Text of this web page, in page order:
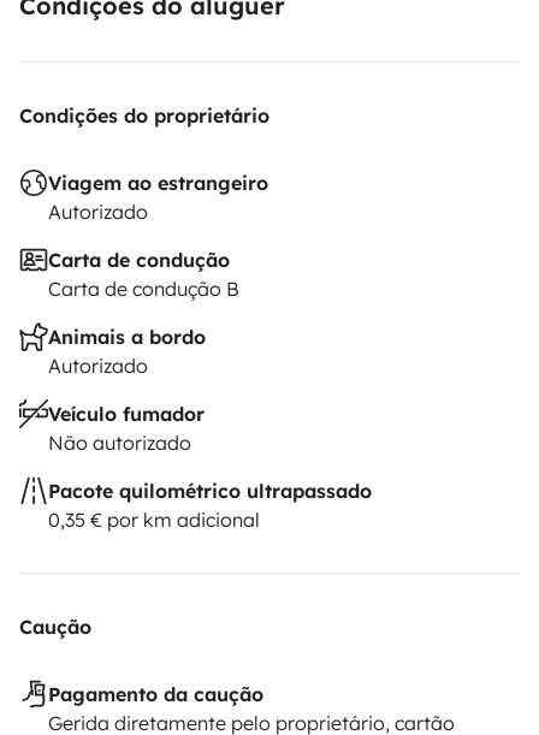
Condições do proprietário
Viagem ao estrangeiro
Autorizado
Carta de condução
Carta de condução B
Animais a bordo
Autorizado
Veículo fumador
Não autorizado
Pacote quilométrico ultrapassado
0,35 € por km adicional
Caução
Pagamento da caução
Gerida diretamente pelo proprietário, cartão